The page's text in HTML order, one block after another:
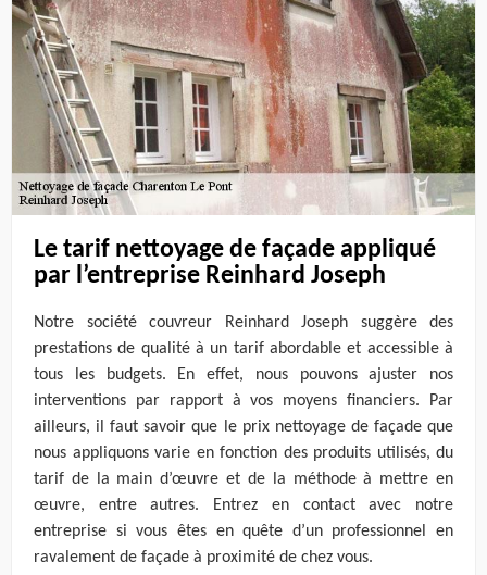
Le tarif nettoyage de façade appliqué
par l’entreprise Reinhard Joseph
Notre société couvreur Reinhard Joseph suggère des
prestations de qualité à un tarif abordable et accessible à
tous les budgets. En effet, nous pouvons ajuster nos
interventions par rapport à vos moyens financiers. Par
ailleurs, il faut savoir que le prix nettoyage de façade que
nous appliquons varie en fonction des produits utilisés, du
tarif de la main d’œuvre et de la méthode à mettre en
œuvre, entre autres. Entrez en contact avec notre
entreprise si vous êtes en quête d’un professionnel en
ravalement de façade à proximité de chez vous.